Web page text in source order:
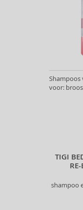
Shampoos
voor:
TIGI
shampoo